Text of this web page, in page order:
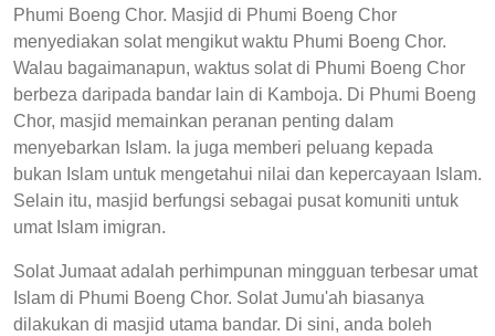
Phumi Boeng Chor. Masjid di Phumi Boeng Chor
menyediakan solat mengikut waktu Phumi Boeng Chor.
Walau bagaimanapun, waktus solat di Phumi Boeng Chor
berbeza daripada bandar lain di Kamboja. Di Phumi Boeng
Chor, masjid memainkan peranan penting dalam
menyebarkan Islam. Ia juga memberi peluang kepada
bukan Islam untuk mengetahui nilai dan kepercayaan Islam.
Selain itu, masjid berfungsi sebagai pusat komuniti untuk
umat Islam imigran.
Solat Jumaat adalah perhimpunan mingguan terbesar umat
Islam di Phumi Boeng Chor. Solat Jumu'ah biasanya
dilakukan di masjid utama bandar. Di sini, anda boleh